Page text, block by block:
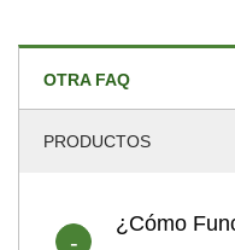
OTRA FAQ
PRODUCTOS
¿Cómo